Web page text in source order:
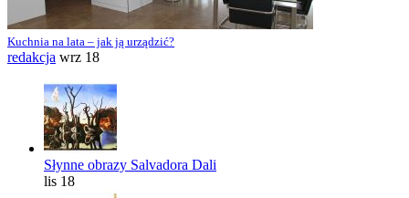
Kuchnia na lata – jak ją urządzić?
redakcja wrz 18
Słynne obrazy Salvadora Dali
lis 18